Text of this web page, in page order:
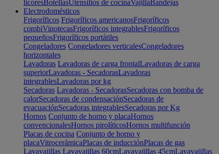
licoresBotellasUtensilios de cocinaVajillaBandejas
Electrodomésticos
Frigoríficos Frigoríficos americanosFrigoríficos
combiVinotecasFrigoríficos integrablesFrigoríficos
pequeñosFrigoríficos portátiles
Congeladores Congeladores verticalesCongeladores
horizontales
Lavadoras Lavadoras de carga frontalLavadoras de carga
superiorLavadoras - SecadorasLavadoras
integrablesLavadoras por kg
Secadoras Lavadoras - SecadorasSecadoras con bomba de
calorSecadoras de condensaciónSecadoras de
evacuaciónSecadoras integrablesSecadoras por Kg
Hornos Conjunto de horno y placaHornos
convencionalesHornos pirolíticosHornos multifunción
Placas de cocina Conjunto de horno y
placaVitrocerámicaPlacas de inducciónPlacas de gas
Lavavajillas Lavavajillas 60cmLavavajillas 45cmLavavajillas